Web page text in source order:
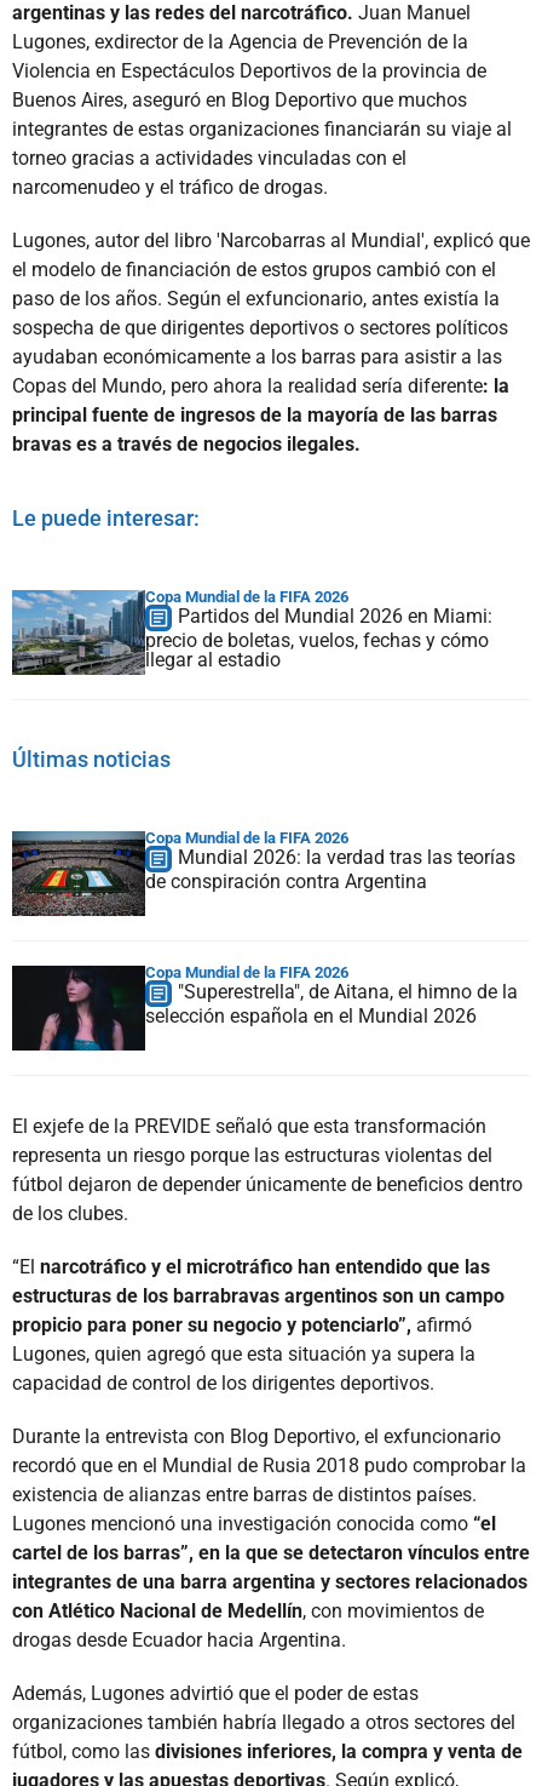
argentinas y las redes del narcotráfico. Juan Manuel
Lugones, exdirector de la Agencia de Prevención de la
Violencia en Espectáculos Deportivos de la provincia de
Buenos Aires, aseguró en Blog Deportivo que muchos
integrantes de estas organizaciones financiarán su viaje al
torneo gracias a actividades vinculadas con el
narcomenudeo y el tráfico de drogas.
Lugones, autor del libro 'Narcobarras al Mundial', explicó que
el modelo de financiación de estos grupos cambió con el
paso de los años. Según el exfuncionario, antes existía la
sospecha de que dirigentes deportivos o sectores políticos
ayudaban económicamente a los barras para asistir a las
Copas del Mundo, pero ahora la realidad sería diferente: la
principal fuente de ingresos de la mayoría de las barras
bravas es a través de negocios ilegales.
Le puede interesar:
Copa Mundial de la FIFA 2026
Partidos del Mundial 2026 en Miami:
precio de boletas, vuelos, fechas y cómo
llegar al estadio
Últimas noticias
Copa Mundial de la FIFA 2026
Mundial 2026: la verdad tras las teorías
de conspiración contra Argentina
Copa Mundial de la FIFA 2026
"Superestrella", de Aitana, el himno de la
selección española en el Mundial 2026
El exjefe de la PREVIDE señaló que esta transformación
representa un riesgo porque las estructuras violentas del
fútbol dejaron de depender únicamente de beneficios dentro
de los clubes.
“El narcotráfico y el microtráfico han entendido que las
estructuras de los barrabravas argentinos son un campo
propicio para poner su negocio y potenciarlo”, afirmó
Lugones, quien agregó que esta situación ya supera la
capacidad de control de los dirigentes deportivos.
Durante la entrevista con Blog Deportivo, el exfuncionario
recordó que en el Mundial de Rusia 2018 pudo comprobar la
existencia de alianzas entre barras de distintos países.
Lugones mencionó una investigación conocida como “el
cartel de los barras”, en la que se detectaron vínculos entre
integrantes de una barra argentina y sectores relacionados
con Atlético Nacional de Medellín, con movimientos de
drogas desde Ecuador hacia Argentina.
Además, Lugones advirtió que el poder de estas
organizaciones también habría llegado a otros sectores del
fútbol, como las divisiones inferiores, la compra y venta de
jugadores y las apuestas deportivas. Según explicó,